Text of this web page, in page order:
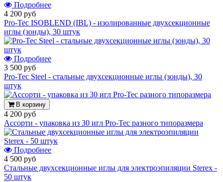
Подробнее
4 200 руб
Pro-Tec ISOBLEND (IBL) - изолированные двухсекционные
иглы (зонды), 30 штук
Подробнее
3 500 руб
Pro-Tec Steel - стальные двухсекционные иглы (зонды), 30
штук
В корзину
4 200 руб
Ассорти - упаковка из 30 игл Pro-Tec разного типоразмера
Подробнее
4 500 руб
Стальные двухсекционные иглы для электроэпиляции Sterex -
50 штук